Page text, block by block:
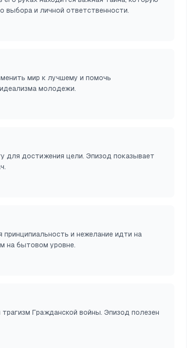
выбора и личной ответственности.
мир к лучшему и помочь
молодежи.
для достижения цели. Эпизод показывает
и нежелание идти на
на бытовом уровне.
Гражданской войны. Эпизод полезен